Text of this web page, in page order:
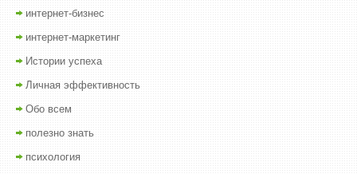
интернет-бизнес
интернет-маркетинг
Истории успеха
Личная эффективность
Обо всем
полезно знать
психология